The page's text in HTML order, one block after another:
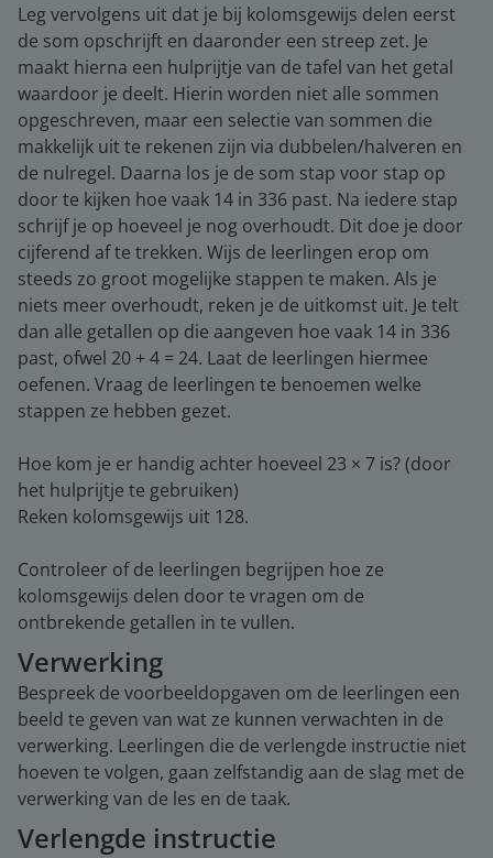
Leg vervolgens uit dat je bij kolomsgewijs delen eerst
de som opschrijft en daaronder een streep zet. Je
maakt hierna een hulprijtje van de tafel van het getal
waardoor je deelt. Hierin worden niet alle sommen
opgeschreven, maar een selectie van sommen die
makkelijk uit te rekenen zijn via dubbelen/halveren en
de nulregel. Daarna los je de som stap voor stap op
door te kijken hoe vaak 14 in 336 past. Na iedere stap
schrijf je op hoeveel je nog overhoudt. Dit doe je door
cijferend af te trekken. Wijs de leerlingen erop om
steeds zo groot mogelijke stappen te maken. Als je
niets meer overhoudt, reken je de uitkomst uit. Je telt
dan alle getallen op die aangeven hoe vaak 14 in 336
past, ofwel 20 + 4 = 24. Laat de leerlingen hiermee
oefenen. Vraag de leerlingen te benoemen welke
stappen ze hebben gezet.
Hoe kom je er handig achter hoeveel 23 × 7 is? (door
het hulprijtje te gebruiken)
Reken kolomsgewijs uit 128.
Controleer of de leerlingen begrijpen hoe ze
kolomsgewijs delen door te vragen om de
ontbrekende getallen in te vullen.
Verwerking
Bespreek de voorbeeldopgaven om de leerlingen een
beeld te geven van wat ze kunnen verwachten in de
verwerking. Leerlingen die de verlengde instructie niet
hoeven te volgen, gaan zelfstandig aan de slag met de
verwerking van de les en de taak.
Verlengde instructie